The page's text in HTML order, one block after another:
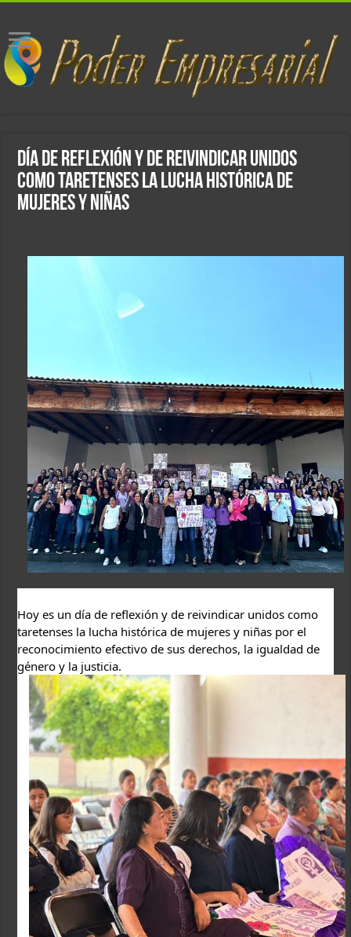
día de reflexión y de reivindicar unidos
como taretenses la lucha histórica de
mujeres y niñas
Hoy es un día de reflexión y de reivindicar unidos como
taretenses la lucha histórica de mujeres y niñas por el
reconocimiento efectivo de sus derechos, la igualdad de
género y la justicia.